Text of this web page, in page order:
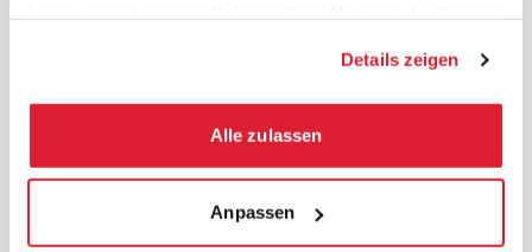
Details zeigen
Alle zulassen
Anpassen